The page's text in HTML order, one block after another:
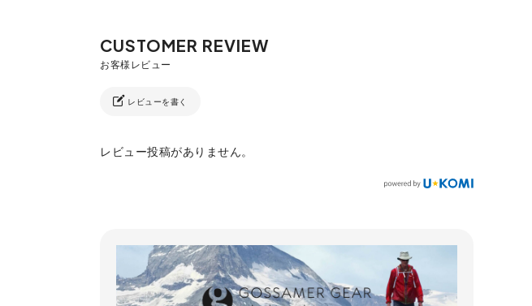
レビューを書く
レビュー投稿がありません。